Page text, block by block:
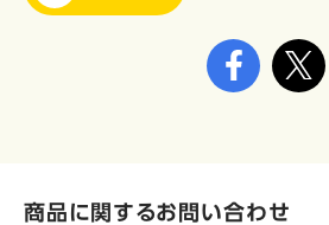
商品に関するお問い合わせ